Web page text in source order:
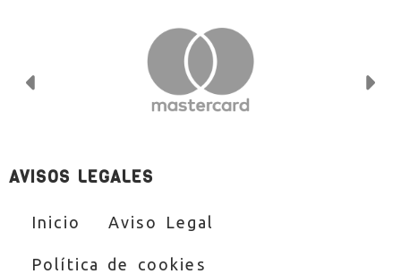
AVISOS LEGALES
Inicio Aviso Legal
Política de cookies